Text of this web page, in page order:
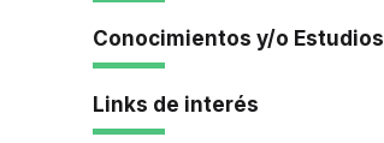
Conocimientos y/o Estudios
Links de interés